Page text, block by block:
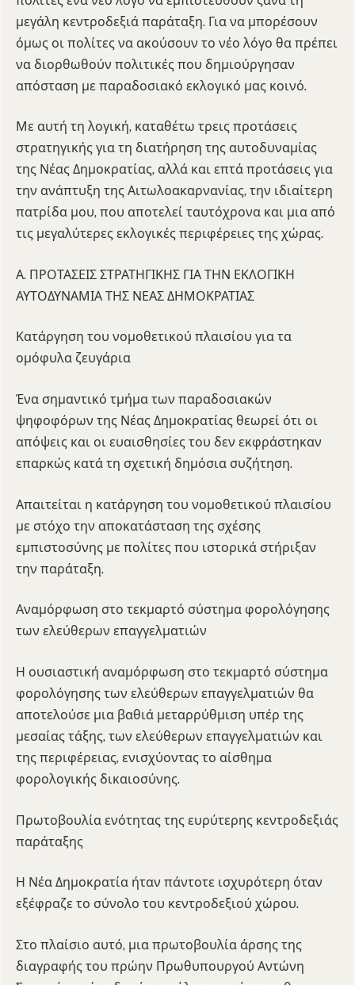
μεγάλη κεντροδεξιά παράταξη. Για να μπορέσουν
όμως οι πολίτες να ακούσουν το νέο λόγο θα πρέπει
να διορθωθούν πολιτικές που δημιούργησαν
απόσταση με παραδοσιακό εκλογικό μας κοινό.
Με αυτή τη λογική, καταθέτω τρεις προτάσεις
στρατηγικής για τη διατήρηση της αυτοδυναμίας
της Νέας Δημοκρατίας, αλλά και επτά προτάσεις για
την ανάπτυξη της Αιτωλοακαρνανίας, την ιδιαίτερη
πατρίδα μου, που αποτελεί ταυτόχρονα και μια από
τις μεγαλύτερες εκλογικές περιφέρειες της χώρας.
Α. ΠΡΟΤΑΣΕΙΣ ΣΤΡΑΤΗΓΙΚΗΣ ΓΙΑ ΤΗΝ ΕΚΛΟΓΙΚΗ
ΑΥΤΟΔΥΝΑΜΙΑ ΤΗΣ ΝΕΑΣ ΔΗΜΟΚΡΑΤΙΑΣ
Κατάργηση του νομοθετικού πλαισίου για τα
ομόφυλα ζευγάρια
Ένα σημαντικό τμήμα των παραδοσιακών
ψηφοφόρων της Νέας Δημοκρατίας θεωρεί ότι οι
απόψεις και οι ευαισθησίες του δεν εκφράστηκαν
επαρκώς κατά τη σχετική δημόσια συζήτηση.
Απαιτείται η κατάργηση του νομοθετικού πλαισίου
με στόχο την αποκατάσταση της σχέσης
εμπιστοσύνης με πολίτες που ιστορικά στήριξαν
την παράταξη.
Αναμόρφωση στο τεκμαρτό σύστημα φορολόγησης
των ελεύθερων επαγγελματιών
Η ουσιαστική αναμόρφωση στο τεκμαρτό σύστημα
φορολόγησης των ελεύθερων επαγγελματιών θα
αποτελούσε μια βαθιά μεταρρύθμιση υπέρ της
μεσαίας τάξης, των ελεύθερων επαγγελματιών και
της περιφέρειας, ενισχύοντας το αίσθημα
φορολογικής δικαιοσύνης.
Πρωτοβουλία ενότητας της ευρύτερης κεντροδεξιάς
παράταξης
Η Νέα Δημοκρατία ήταν πάντοτε ισχυρότερη όταν
εξέφραζε το σύνολο του κεντροδεξιού χώρου.
Στο πλαίσιο αυτό, μια πρωτοβουλία άρσης της
διαγραφής του πρώην Πρωθυπουργού Αντώνη